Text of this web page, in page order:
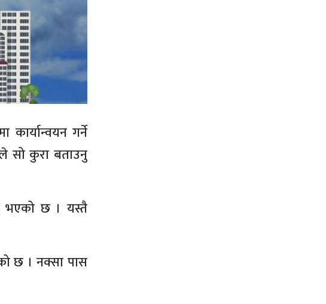
गर्ने
सो कुरा बताउनु
भएको छ । यस्तै
छ । नक्सा पास